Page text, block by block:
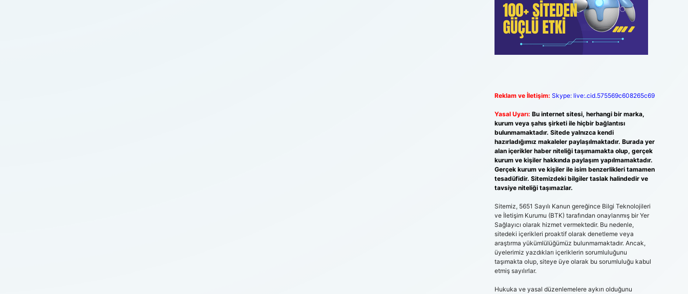
Reklam ve İletişim: Skype: live:.cid.575569c608265c69
Yasal Uyarı: Bu internet sitesi, herhangi bir marka,
kurum veya şahıs şirketi ile hiçbir bağlantısı
bulunmamaktadır. Sitede yalnızca kendi
hazırladığımız makaleler paylaşılmaktadır. Burada yer
alan içerikler haber niteliği taşımamakta olup, gerçek
kurum ve kişiler hakkında paylaşım yapılmamaktadır.
Gerçek kurum ve kişiler ile isim benzerlikleri tamamen
tesadüfidir. Sitemizdeki bilgiler taslak halindedir ve
tavsiye niteliği taşımazlar.
Sitemiz, 5651 Sayılı Kanun gereğince Bilgi Teknolojileri
ve İletişim Kurumu (BTK) tarafından onaylanmış bir Yer
Sağlayıcı olarak hizmet vermektedir. Bu nedenle,
sitedeki içerikleri proaktif olarak denetleme veya
araştırma yükümlülüğümüz bulunmamaktadır. Ancak,
üyelerimiz yazdıkları içeriklerin sorumluluğunu
taşımakta olup, siteye üye olarak bu sorumluluğu kabul
etmiş sayılırlar.
Hukuka ve yasal düzenlemelere aykırı olduğunu